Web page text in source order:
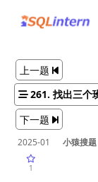
上一题
261. 找出三个
下一题
2025-01 小猿搜题
1